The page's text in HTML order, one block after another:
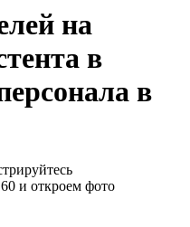
на
в
в
и откроем фото